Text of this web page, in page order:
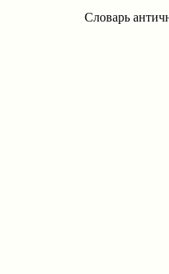
Словарь